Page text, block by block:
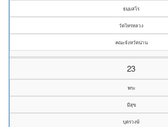
ธมฺมสโร
วัดไทรหลวง
คณะจังหวัดน่าน
23
พระ
มีสุข
บุตรวงษ์